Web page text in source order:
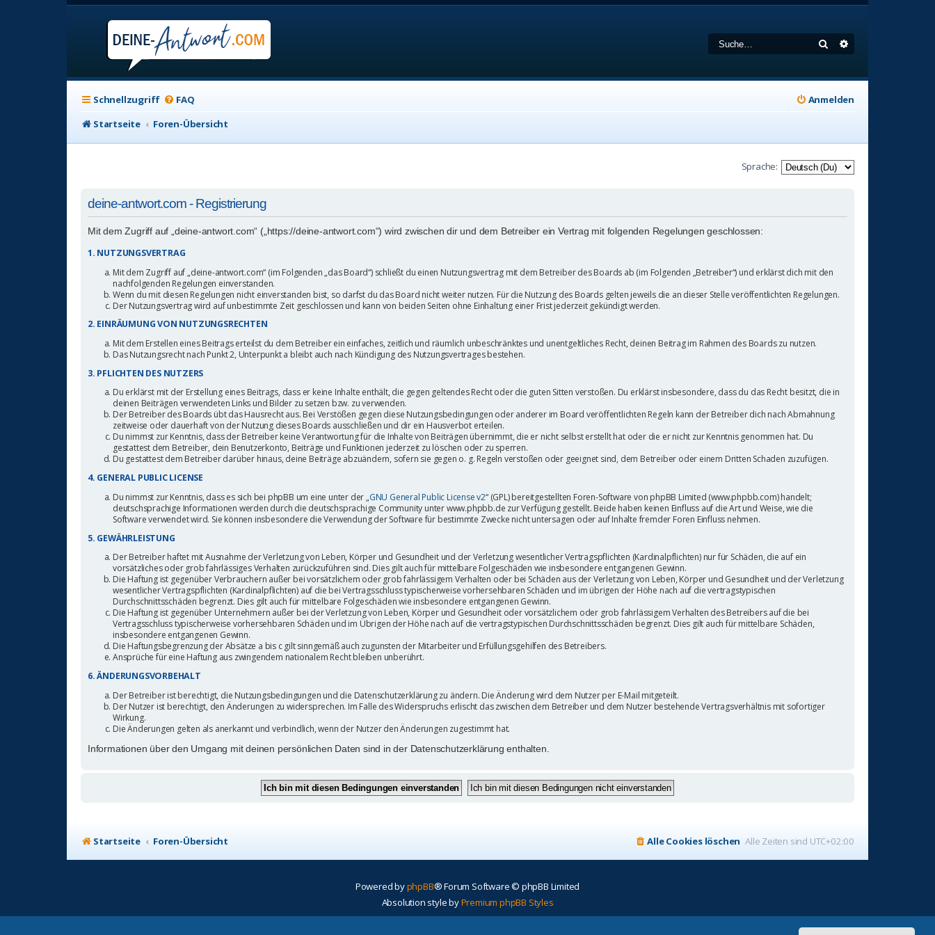
Suche
Schnellzugriff FAQ
Anmelden
Startseite
Foren-Übersicht
Sprache:
deine-antwort.com - Registrierung
Mit dem Zugriff auf „deine-antwort.com“ („https://deine-antwort.com“) wird zwischen dir und dem Betreiber ein Vertrag mit folgenden Regelungen geschlossen:
1. NUTZUNGSVERTRAG
Mit dem Zugriff auf „deine-antwort.com“ (im Folgenden „das Board“) schließt du einen Nutzungsvertrag mit dem Betreiber des Boards ab (im Folgenden „Betreiber“) und erklärst dich mit den
nachfolgenden Regelungen einverstanden.
Wenn du mit diesen Regelungen nicht einverstanden bist, so darfst du das Board nicht weiter nutzen. Für die Nutzung des Boards gelten jeweils die an dieser Stelle veröffentlichten Regelungen.
Der Nutzungsvertrag wird auf unbestimmte Zeit geschlossen und kann von beiden Seiten ohne Einhaltung einer Frist jederzeit gekündigt werden.
2. EINRÄUMUNG VON NUTZUNGSRECHTEN
Mit dem Erstellen eines Beitrags erteilst du dem Betreiber ein einfaches, zeitlich und räumlich unbeschränktes und unentgeltliches Recht, deinen Beitrag im Rahmen des Boards zu nutzen.
Das Nutzungsrecht nach Punkt 2, Unterpunkt a bleibt auch nach Kündigung des Nutzungsvertrages bestehen.
3. PFLICHTEN DES NUTZERS
Du erklärst mit der Erstellung eines Beitrags, dass er keine Inhalte enthält, die gegen geltendes Recht oder die guten Sitten verstoßen. Du erklärst insbesondere, dass du das Recht besitzt, die in
deinen Beiträgen verwendeten Links und Bilder zu setzen bzw. zu verwenden.
Der Betreiber des Boards übt das Hausrecht aus. Bei Verstößen gegen diese Nutzungsbedingungen oder anderer im Board veröffentlichten Regeln kann der Betreiber dich nach Abmahnung
zeitweise oder dauerhaft von der Nutzung dieses Boards ausschließen und dir ein Hausverbot erteilen.
Du nimmst zur Kenntnis, dass der Betreiber keine Verantwortung für die Inhalte von Beiträgen übernimmt, die er nicht selbst erstellt hat oder die er nicht zur Kenntnis genommen hat. Du
gestattest dem Betreiber, dein Benutzerkonto, Beiträge und Funktionen jederzeit zu löschen oder zu sperren.
Du gestattest dem Betreiber darüber hinaus, deine Beiträge abzuändern, sofern sie gegen o. g. Regeln verstoßen oder geeignet sind, dem Betreiber oder einem Dritten Schaden zuzufügen.
4. GENERAL PUBLIC LICENSE
Du nimmst zur Kenntnis, dass es sich bei phpBB um eine unter der „GNU General Public License v2“ (GPL) bereitgestellten Foren-Software von phpBB Limited (www.phpbb.com) handelt;
deutschsprachige Informationen werden durch die deutschsprachige Community unter www.phpbb.de zur Verfügung gestellt. Beide haben keinen Einfluss auf die Art und Weise, wie die
Software verwendet wird. Sie können insbesondere die Verwendung der Software für bestimmte Zwecke nicht untersagen oder auf Inhalte fremder Foren Einfluss nehmen.
5. GEWÄHRLEISTUNG
Der Betreiber haftet mit Ausnahme der Verletzung von Leben, Körper und Gesundheit und der Verletzung wesentlicher Vertragspflichten (Kardinalpflichten) nur für Schäden, die auf ein
vorsätzliches oder grob fahrlässiges Verhalten zurückzuführen sind. Dies gilt auch für mittelbare Folgeschäden wie insbesondere entgangenen Gewinn.
Die Haftung ist gegenüber Verbrauchern außer bei vorsätzlichem oder grob fahrlässigem Verhalten oder bei Schäden aus der Verletzung von Leben, Körper und Gesundheit und der Verletzung
wesentlicher Vertragspflichten (Kardinalpflichten) auf die bei Vertragsschluss typischerweise vorhersehbaren Schäden und im übrigen der Höhe nach auf die vertragstypischen
Durchschnittsschäden begrenzt. Dies gilt auch für mittelbare Folgeschäden wie insbesondere entgangenen Gewinn.
Die Haftung ist gegenüber Unternehmern außer bei der Verletzung von Leben, Körper und Gesundheit oder vorsätzlichem oder grob fahrlässigem Verhalten des Betreibers auf die bei
Vertragsschluss typischerweise vorhersehbaren Schäden und im Übrigen der Höhe nach auf die vertragstypischen Durchschnittsschäden begrenzt. Dies gilt auch für mittelbare Schäden,
insbesondere entgangenen Gewinn.
Die Haftungsbegrenzung der Absätze a bis c gilt sinngemäß auch zugunsten der Mitarbeiter und Erfüllungsgehilfen des Betreibers.
Ansprüche für eine Haftung aus zwingendem nationalem Recht bleiben unberührt.
6. ÄNDERUNGSVORBEHALT
Der Betreiber ist berechtigt, die Nutzungsbedingungen und die Datenschutzerklärung zu ändern. Die Änderung wird dem Nutzer per E-Mail mitgeteilt.
Der Nutzer ist berechtigt, den Änderungen zu widersprechen. Im Falle des Widerspruchs erlischt das zwischen dem Betreiber und dem Nutzer bestehende Vertragsverhältnis mit sofortiger
Wirkung.
Die Änderungen gelten als anerkannt und verbindlich, wenn der Nutzer den Änderungen zugestimmt hat.
Informationen über den Umgang mit deinen persönlichen Daten sind in der Datenschutzerklärung enthalten.
Startseite Foren-Übersicht Alle Zeiten sind UTC+02:00
Alle Cookies löschen
Powered byphpBB® Forum Software © phpBB Limited
Absolution style byPremium phpBB Styles